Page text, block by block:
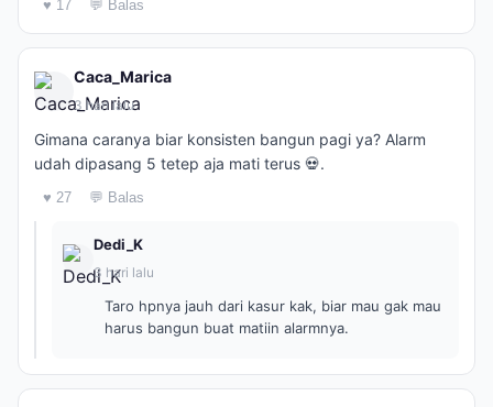
♥ 17 💬 Balas
Caca_Marica
3 hari lalu
Gimana caranya biar konsisten bangun pagi ya? Alarm
udah dipasang 5 tetep aja mati terus 💀.
♥ 27 💬 Balas
Dedi_K
3 hari lalu
Taro hpnya jauh dari kasur kak, biar mau gak mau
harus bangun buat matiin alarmnya.